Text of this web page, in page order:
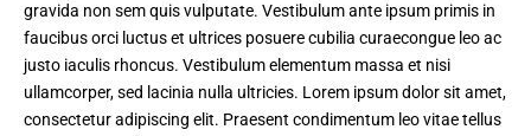
gravida non sem quis vulputate. Vestibulum ante ipsum primis in
faucibus orci luctus et ultrices posuere cubilia curaecongue leo ac
justo iaculis rhoncus. Vestibulum elementum massa et nisi
ullamcorper, sed lacinia nulla ultricies. Lorem ipsum dolor sit amet,
consectetur adipiscing elit. Praesent condimentum leo vitae tellus